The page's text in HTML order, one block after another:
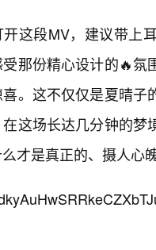
开这段MV，建议带上
那份精心设计的🔥
。这不仅仅是夏晴
这场长达几分钟的
才是真正的、摄人心